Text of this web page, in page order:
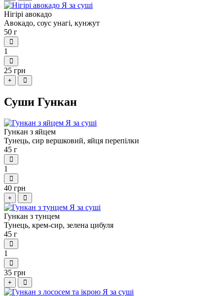
Нігірі авокадо
Авокадо, соус унагі, кунжут
50 г
1
25 грн
+
Суши Гункан
Гункан з яйцем
Тунець, сир вершковий, яйця перепілки
45 г
1
40 грн
+
Гункан з тунцем
Тунець, крем-сир, зелена цибуля
45 г
1
35 грн
+